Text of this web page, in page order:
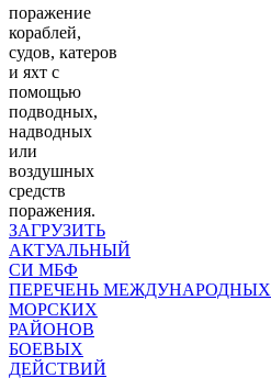
поражение
кораблей,
судов, катеров
и яхт с
помощью
подводных,
надводных
или
воздушных
средств
поражения.
ЗАГРУЗИТЬ
АКТУАЛЬНЫЙ
СИ МБФ
ПЕРЕЧЕНЬ МЕЖДУНАРОДНЫХ
МОРСКИХ
РАЙОНОВ
БОЕВЫХ
ДЕЙСТВИЙ